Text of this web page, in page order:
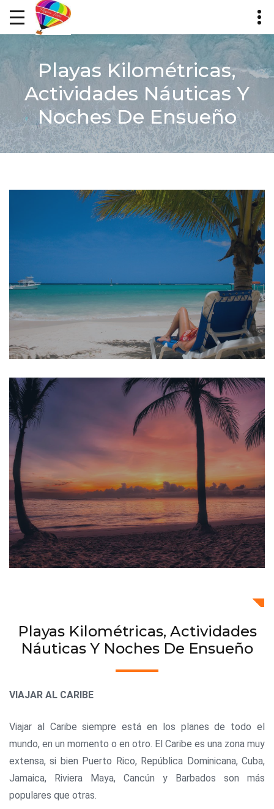
Playas Kilométricas,
Actividades Náuticas Y
Noches De Ensueño
Playas Kilométricas, Actividades
Náuticas Y Noches De Ensueño
VIAJAR AL CARIBE
Viajar al Caribe siempre está en los planes de todo el
mundo, en un momento o en otro. El Caribe es una zona muy
extensa, si bien Puerto Rico, República Dominicana, Cuba,
Jamaica, Riviera Maya, Cancún y Barbados son más
populares que otras.